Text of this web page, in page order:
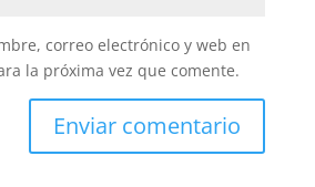
correo electrónico y web en
la próxima vez que comente.